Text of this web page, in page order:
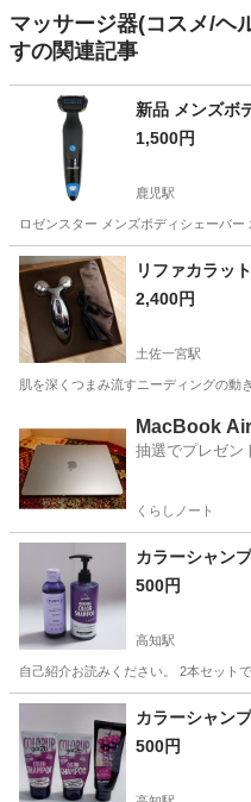
マッサージ器(コスメ/ヘ
すの関連記事
新品 メンズボ
1,500円
鹿児駅
ロゼンスター メンズボディシェーバ
高知 高知市 ボ
リファカラッ
2,400円
土佐一宮駅
肌を深くつまみ流すニーディングの動
土佐一宮駅
MacBook
抽選でプレゼン
くらしノート
カラーシャン
500円
高知駅
自己紹介お読みください。 2本セット
高知 高知市 高知駅 ヘア
カラーシャン
500円